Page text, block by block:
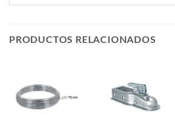
PRODUCTOS RELACIONADOS